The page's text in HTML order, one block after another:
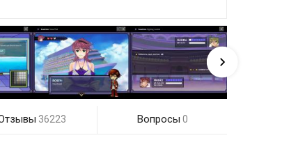
36223 Вопросы 0